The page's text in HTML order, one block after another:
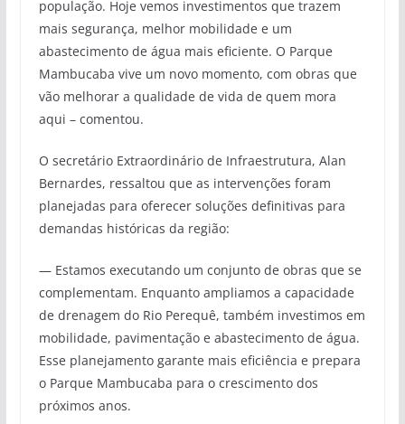
população. Hoje vemos investimentos que trazem
mais segurança, melhor mobilidade e um
abastecimento de água mais eficiente. O Parque
Mambucaba vive um novo momento, com obras que
vão melhorar a qualidade de vida de quem mora
aqui – comentou.
O secretário Extraordinário de Infraestrutura, Alan
Bernardes, ressaltou que as intervenções foram
planejadas para oferecer soluções definitivas para
demandas históricas da região:
— Estamos executando um conjunto de obras que se
complementam. Enquanto ampliamos a capacidade
de drenagem do Rio Perequê, também investimos em
mobilidade, pavimentação e abastecimento de água.
Esse planejamento garante mais eficiência e prepara
o Parque Mambucaba para o crescimento dos
próximos anos.